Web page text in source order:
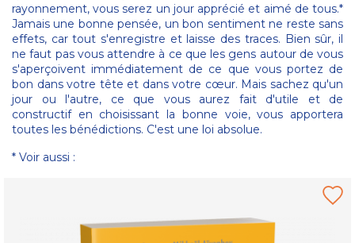
rayonnement, vous serez un jour apprécié et aimé de tous.*
Jamais une bonne pensée, un bon sentiment ne reste sans
effets, car tout s'enregistre et laisse des traces. Bien sûr, il
ne faut pas vous attendre à ce que les gens autour de vous
s'aperçoivent immédiatement de ce que vous portez de
bon dans votre tête et dans votre cœur. Mais sachez qu'un
jour ou l'autre, ce que vous aurez fait d'utile et de
constructif en choisissant la bonne voie, vous apportera
toutes les bénédictions. C'est une loi absolue.
* Voir aussi :